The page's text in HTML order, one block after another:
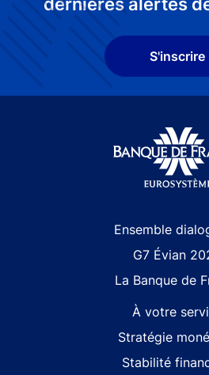
S'inscrire
Ensemble
G7 Évian
La Banque de
À votre
Stratégie
Stabilité